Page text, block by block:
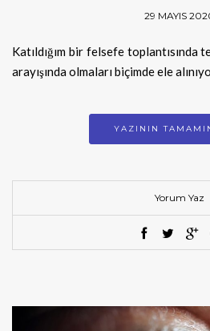
29 MAYIS
Katıldığım bir felsefe
arayışında olmaları biçimde ele
YAZININ
Yorum Yaz